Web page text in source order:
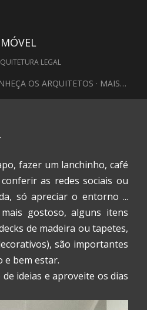
LEGAL
OS ARQUITETOS MAIS…
fazer um lanchinho, café
as redes sociais ou
só apreciar o entorno ...
gostoso, alguns itens
de madeira ou tapetes,
são importantes
bem estar.
ideias e aproveite os dias